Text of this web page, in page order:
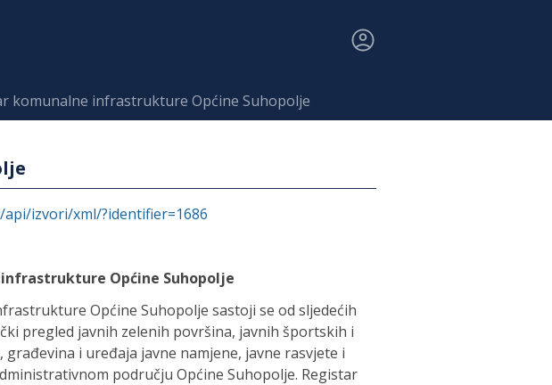
komunalne infrastrukture Općine Suhopolje
izvori/xml/?identifier=1686
Općine Suhopolje
Općine Suhopolje sastoji se od sljedećih
pregled javnih zelenih površina, javnih športskih i
i uređaja javne namjene, javne rasvjete i
području Općine Suhopolje. Registar